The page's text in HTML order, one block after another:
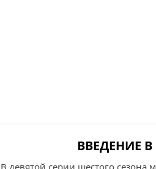
ВВЕДЕНИЕ
В девятой серии шестого сезона